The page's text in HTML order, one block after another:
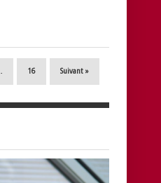
16 Suivant »